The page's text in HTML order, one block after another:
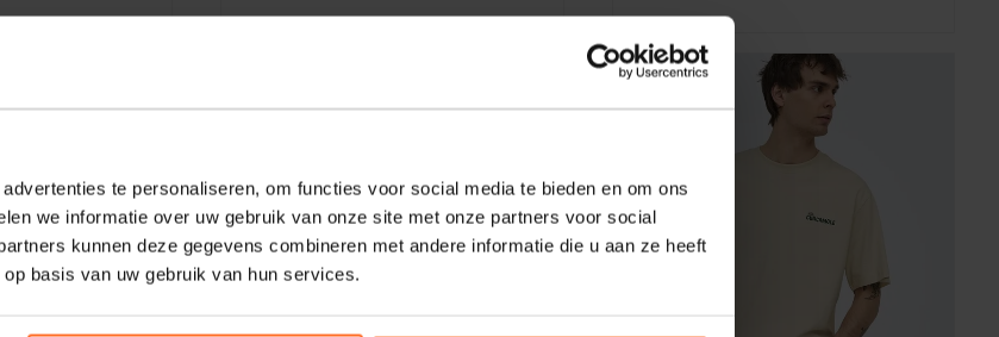
te personaliseren, om functies voor social media te bieden en om ons
we informatie over uw gebruik van onze site met onze partners voor social
kunnen deze gegevens combineren met andere informatie die u aan ze heeft
basis van uw gebruik van hun services.
-25% -35%